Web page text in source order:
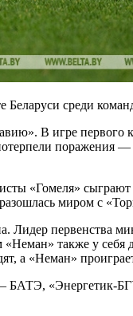
Беларуси среди
В игре первого
поражения
«Гомеля»
миром с
Лидер первенства
также у себя
а «Неман»
БАТЭ, «Энергетик-